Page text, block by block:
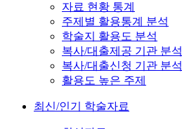
자료 현황 통계
주제별 활용통계 분석
학술지 활용도 분석
복사/대출제공 기관 분석
복사/대출신청 기관 분석
활용도 높은 주제
최신/인기 학술자료